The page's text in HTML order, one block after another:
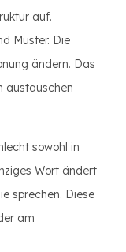
auf.
Muster. Die
ändern. Das
austauschen
sowohl in
Wort ändert
sprechen. Diese
am